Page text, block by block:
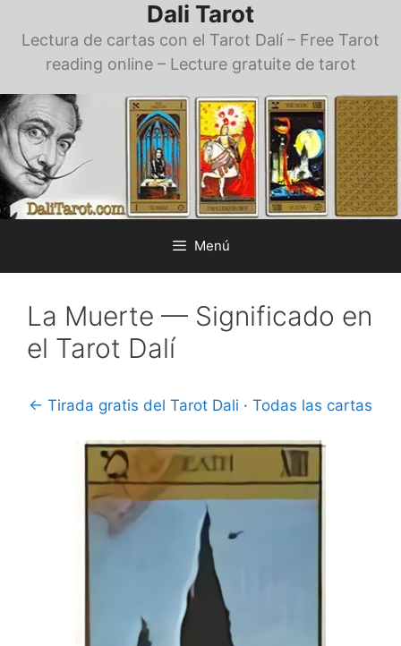
Dali Tarot
Lectura de cartas con el Tarot Dalí – Free Tarot
reading online – Lecture gratuite de tarot
Menú
La Muerte — Significado en
el Tarot Dalí
← Tirada gratis del Tarot Dali · Todas las cartas